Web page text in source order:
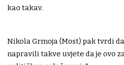
kao takav.
Nikola Grmoja (Most) pak tvrdi
napravili takve uvjete da je ovo